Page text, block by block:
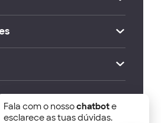
Lisbon School of Economics
2026
Fala com o nossochatbote
esclarece as tuas dúvidas.